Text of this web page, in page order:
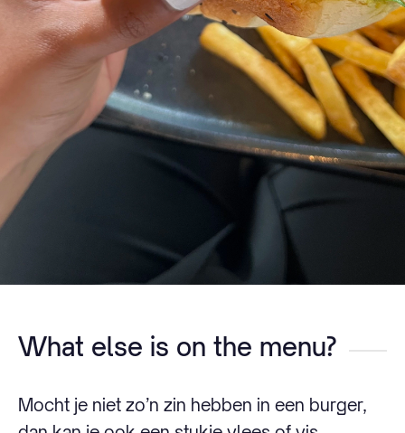
What else is on the menu?
Mocht je niet zo’n zin hebben in een burger,